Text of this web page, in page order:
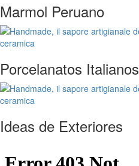
Marmol Peruano
Porcelanatos Italianos
Ideas de Exteriores